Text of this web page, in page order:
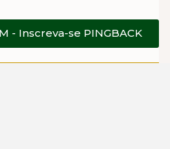
- Inscreva-se PINGBACK